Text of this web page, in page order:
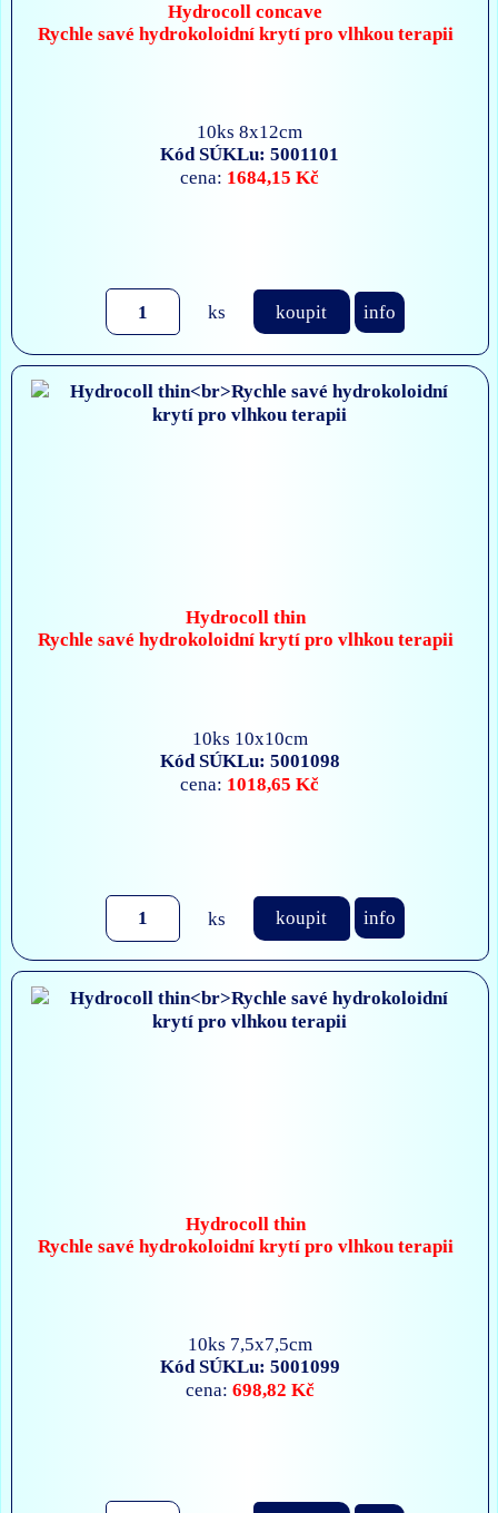
Hydrocoll concave
Rychle savé hydrokoloidní krytí pro vlhkou terapii
10ks 8x12cm
Kód SÚKLu: 5001101
cena: 1684,15 Kč
ks koupit info
Hydrocoll thin
Rychle savé hydrokoloidní krytí pro vlhkou terapii
10ks 10x10cm
Kód SÚKLu: 5001098
cena: 1018,65 Kč
ks koupit info
Hydrocoll thin
Rychle savé hydrokoloidní krytí pro vlhkou terapii
10ks 7,5x7,5cm
Kód SÚKLu: 5001099
cena: 698,82 Kč